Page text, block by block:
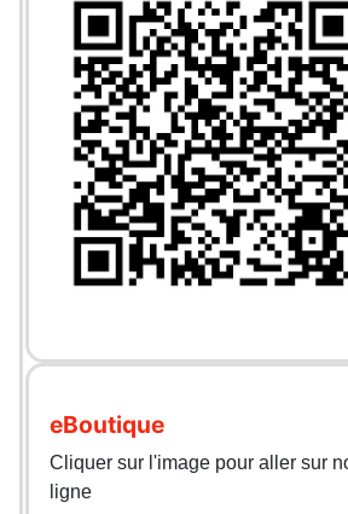
eBoutique
Cliquer sur l'image pour aller sur
ligne